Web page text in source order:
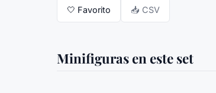
🤍 Favorito 📥 CSV
Minifiguras en este set